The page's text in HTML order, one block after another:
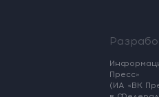
Пресс»
(ИА «ВК